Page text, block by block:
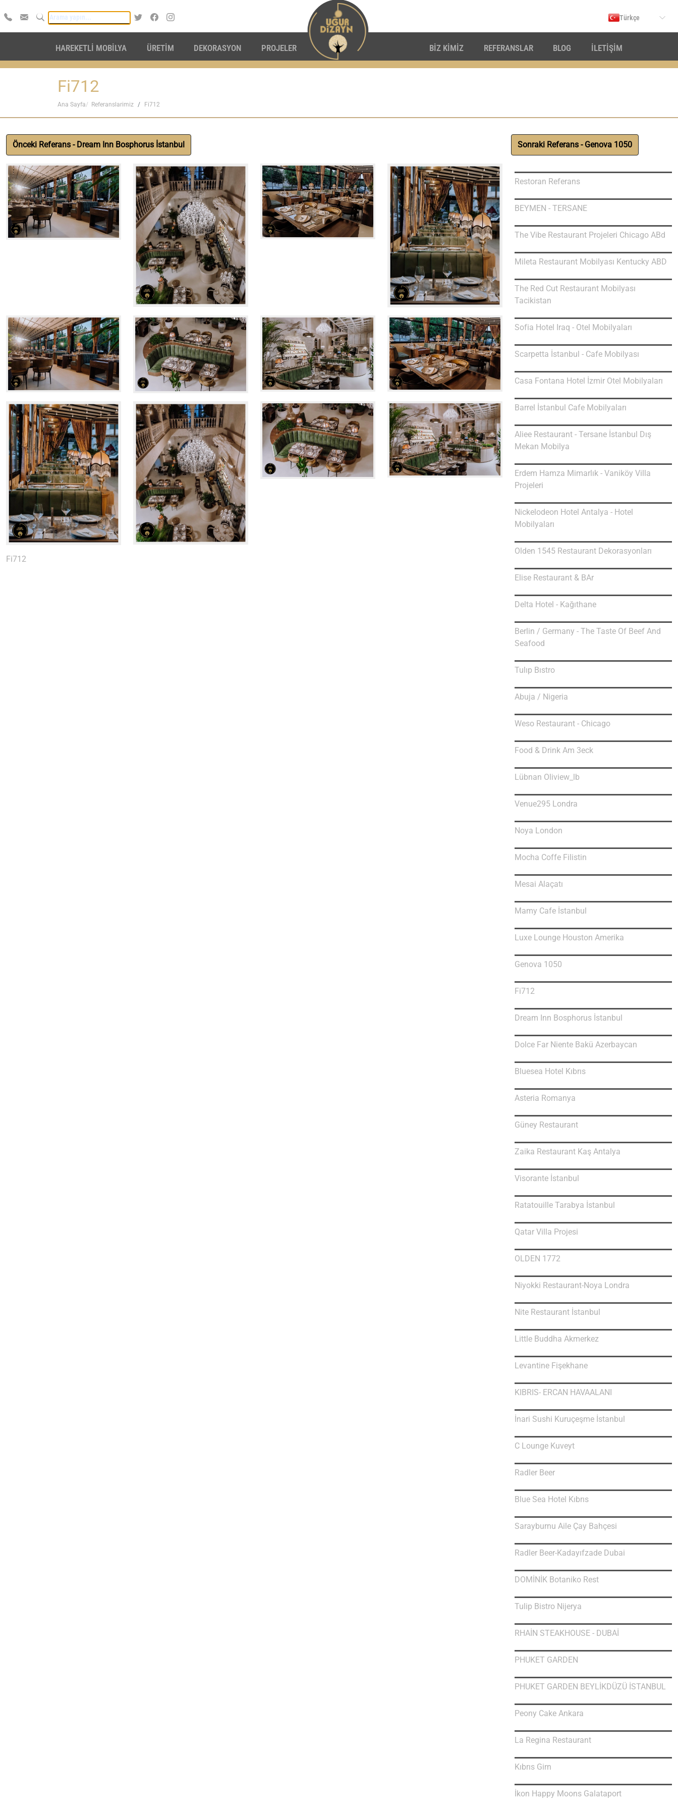
Türkçe
HAREKETLİ MOBİLYA ÜRETİM DEKORASYON PROJELER BİZ KİMİZ REFERANSLAR BLOG İLETİŞİM
Fi712
Ana Sayfa Referanslarimiz Fi712
Önceki Referans - Dream Inn Bosphorus İstanbul Sonraki Referans - Genova 1050
Fi712
Restoran Referans
BEYMEN - TERSANE
The Vibe Restaurant Projeleri Chicago ABd
Mileta Restaurant Mobilyası Kentucky ABD
The Red Cut Restaurant Mobilyası
Tacikistan
Sofia Hotel Iraq - Otel Mobilyaları
Scarpetta İstanbul - Cafe Mobilyası
Casa Fontana Hotel İzmir Otel Mobilyaları
Barrel İstanbul Cafe Mobilyaları
Aliee Restaurant - Tersane İstanbul Dış
Mekan Mobilya
Erdem Hamza Mimarlık - Vaniköy Villa
Projeleri
Nickelodeon Hotel Antalya - Hotel
Mobilyaları
Olden 1545 Restaurant Dekorasyonları
Elise Restaurant & BAr
Delta Hotel - Kağıthane
Berlin / Germany - The Taste Of Beef And
Seafood
Tulıp Bıstro
Abuja / Nigeria
Weso Restaurant - Chicago
Food & Drink Am 3eck
Lübnan Oliview_lb
Venue295 Londra
Noya London
Mocha Coffe Filistin
Mesai Alaçatı
Mamy Cafe İstanbul
Luxe Lounge Houston Amerika
Genova 1050
Fi712
Dream Inn Bosphorus İstanbul
Dolce Far Niente Bakü Azerbaycan
Bluesea Hotel Kıbrıs
Asteria Romanya
Güney Restaurant
Zaika Restaurant Kaş Antalya
Visorante İstanbul
Ratatouille Tarabya İstanbul
Qatar Villa Projesi
OLDEN 1772
Niyokki Restaurant-Noya Londra
Nite Restaurant İstanbul
Little Buddha Akmerkez
Levantine Fişekhane
KIBRIS- ERCAN HAVAALANI
İnari Sushi Kuruçeşme İstanbul
C Lounge Kuveyt
Radler Beer
Blue Sea Hotel Kıbrıs
Sarayburnu Aile Çay Bahçesi
Radler Beer-Kadayıfzade Dubai
DOMİNİK Botaniko Rest
Tulip Bistro Nijerya
RHAİN STEAKHOUSE - DUBAİ
PHUKET GARDEN
PHUKET GARDEN BEYLİKDÜZÜ İSTANBUL
Peony Cake Ankara
La Regina Restaurant
Kıbrıs Girn
İkon Happy Moons Galataport